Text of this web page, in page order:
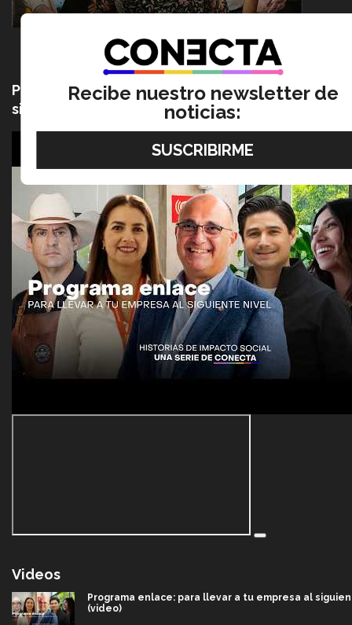
Programa enlace: para llevar a tu empresa al
siguiente nivel (video)
Videos
Programa enlace: para llevar a tu empresa al
(video)
Recibe nuestro newsletter de
noticias: